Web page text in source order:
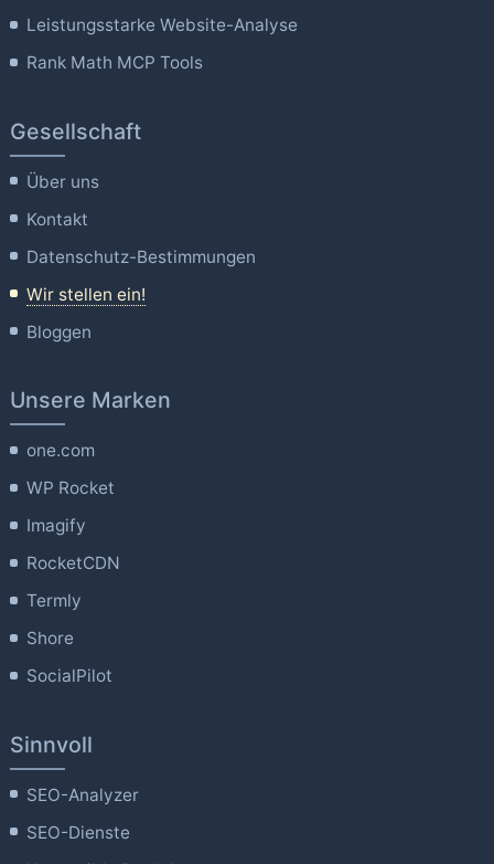
Leistungsstarke Website-Analyse
Rank Math MCP Tools
Gesellschaft
Über uns
Kontakt
Datenschutz-Bestimmungen
Wir stellen ein!
Bloggen
Unsere Marken
one.com
WP Rocket
Imagify
RocketCDN
Termly
Shore
SocialPilot
Sinnvoll
SEO-Analyzer
SEO-Dienste